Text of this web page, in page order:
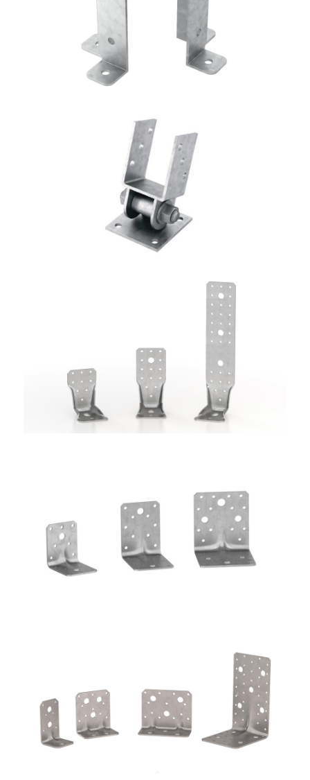
Portapilastro TYP S40
ROTHOBLAAS
ROTHOBLAAS
Angolari WBR
ROTHOBLAAS
Angolari WVS9050 + WBR170
ROTHOBLAAS